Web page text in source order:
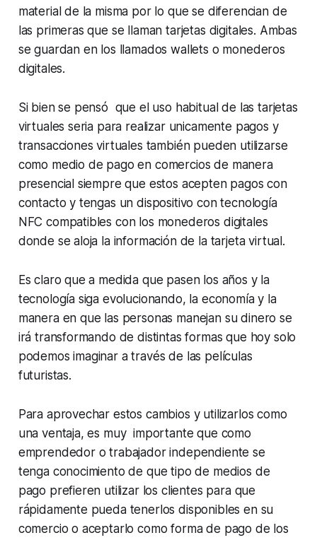
material de la misma por lo que se diferencian de
las primeras que se llaman tarjetas digitales. Ambas
se guardan en los llamados wallets o monederos
digitales.
Si bien se pensó que el uso habitual de las tarjetas
virtuales seria para realizar unicamente pagos y
transacciones virtuales también pueden utilizarse
como medio de pago en comercios de manera
presencial siempre que estos acepten pagos con
contacto y tengas un dispositivo con tecnología
NFC compatibles con los monederos digitales
donde se aloja la información de la tarjeta virtual.
Es claro que a medida que pasen los años y la
tecnología siga evolucionando, la economía y la
manera en que las personas manejan su dinero se
irá transformando de distintas formas que hoy solo
podemos imaginar a través de las películas
futuristas.
Para aprovechar estos cambios y utilizarlos como
una ventaja, es muy importante que como
emprendedor o trabajador independiente se
tenga conocimiento de que tipo de medios de
pago prefieren utilizar los clientes para que
rápidamente pueda tenerlos disponibles en su
comercio o aceptarlo como forma de pago de los